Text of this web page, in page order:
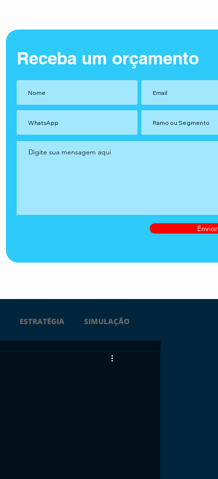
Receba um orçamento
Enviar
ESTRATÉGIA SIMULAÇÃO
ÚLTIMAS